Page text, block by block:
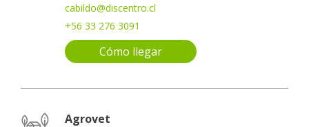
cabildo@discentro.cl
+56 33 276 3091
Cómo llegar
Agrovet